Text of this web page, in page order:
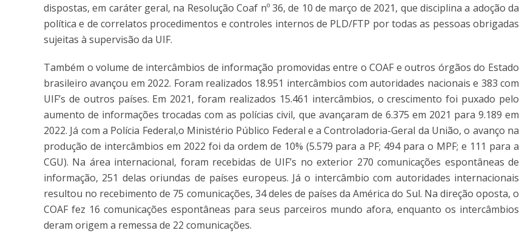
dispostas, em caráter geral, na Resolução Coaf nº 36, de 10 de março de 2021, que disciplina a adoção da
política e de correlatos procedimentos e controles internos de PLD/FTP por todas as pessoas obrigadas
sujeitas à supervisão da UIF.
Também o volume de intercâmbios de informação promovidas entre o COAF e outros órgãos do Estado
brasileiro avançou em 2022. Foram realizados 18.951 intercâmbios com autoridades nacionais e 383 com
UIF’s de outros países. Em 2021, foram realizados 15.461 intercâmbios, o crescimento foi puxado pelo
aumento de informações trocadas com as polícias civil, que avançaram de 6.375 em 2021 para 9.189 em
2022. Já com a Polícia Federal,o Ministério Público Federal e a Controladoria-Geral da União, o avanço na
produção de intercâmbios em 2022 foi da ordem de 10% (5.579 para a PF; 494 para o MPF; e 111 para a
CGU). Na área internacional, foram recebidas de UIF’s no exterior 270 comunicações espontâneas de
informação, 251 delas oriundas de países europeus. Já o intercâmbio com autoridades internacionais
resultou no recebimento de 75 comunicações, 34 deles de países da América do Sul. Na direção oposta, o
COAF fez 16 comunicações espontâneas para seus parceiros mundo afora, enquanto os intercâmbios
deram origem a remessa de 22 comunicações.